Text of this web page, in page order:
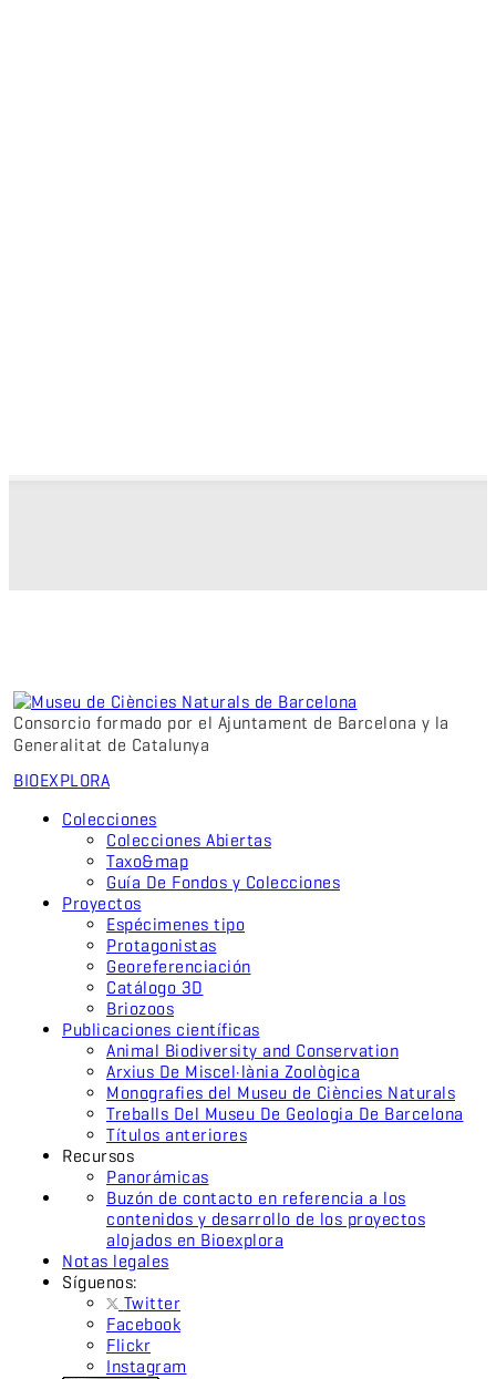
Consorcio formado por el Ajuntament de Barcelona y la
Generalitat de Catalunya
BIOEXPLORA
Colecciones
Colecciones Abiertas
Taxo&map
Guía De Fondos y Colecciones
Proyectos
Espécimenes tipo
Protagonistas
Georeferenciación
Catálogo 3D
Briozoos
Publicaciones científicas
Animal Biodiversity and Conservation
Arxius De Miscel·lània Zoològica
Monografies del Museu de Ciències Naturals
Treballs Del Museu De Geologia De Barcelona
Títulos anteriores
Recursos
Panorámicas
Buzón de contacto en referencia a los
contenidos y desarrollo de los proyectos
alojados en Bioexplora
Notas legales
Síguenos:
Twitter
Facebook
Flickr
Instagram